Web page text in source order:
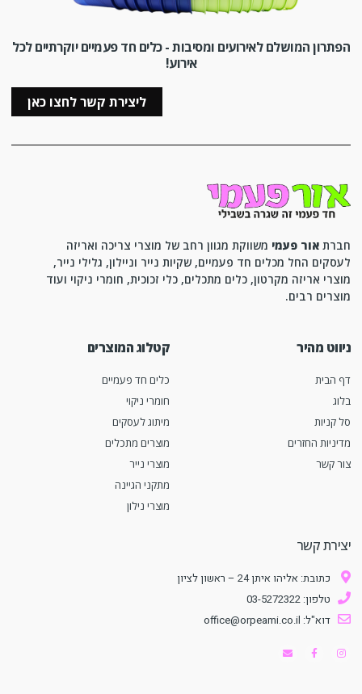
הפתרון המושלם לאירועים ומסיבות - כלים חד פעמיים יוקרתיים לכל
אירוע!
ליצירת קשר לחצו כאן
חברת אור פעמי משווקת מגוון רחב של מוצרי צריכה ואריזה
לעסקים החל מכלים חד פעמיים, שקיות נייר וניילון, גלילי נייר,
מוצרי אריזה מקרטון, כלים מתכלים, כלי זכוכית, חומרי ניקוי ועוד
מוצרים רבים.
ניווט מהיר
דף הבית
בלוג
סל קניות
מדיניות החזרים
צור קשר
קטלוג המוצרים
כלים חד פעמיים
חומרי ניקוי
מיתוג לעסקים
מוצרים מתכלים
מוצרי נייר
מתקני הגיינה
מוצרי נילון
יצירת קשר
כתובת: אליהו איתן 24 – ראשון לציון
טלפון: 03-5272322
דוא"ל: office@orpeami.co.il